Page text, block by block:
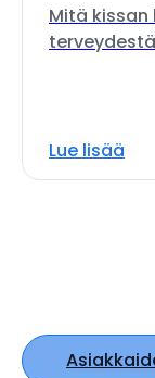
Mitä
Lue lisää